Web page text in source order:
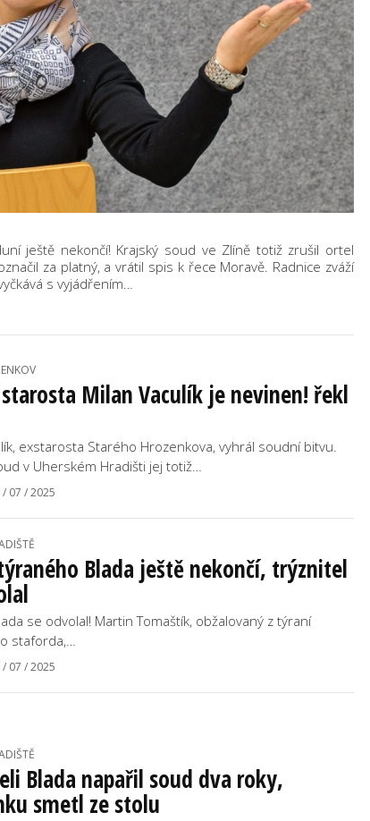
ještě nekončí! Krajský soud ve Zlíně totiž zrušil ortel
za platný, a vrátil spis k řece Moravě. Radnice zváží
s vyjádřením…
Milan Vaculík je nevinen! řekl
exstarosta Starého Hrozenkova, vyhrál soudní bitvu.
v Uherském Hradišti jej totiž…
/ 07 / 2025
Blada ještě nekončí, trýznitel
se odvolal! Martin Tomaštík, obžalovaný z týraní
staforda,…
/ 07 / 2025
Blada napařil soud dva roky,
smetl ze stolu